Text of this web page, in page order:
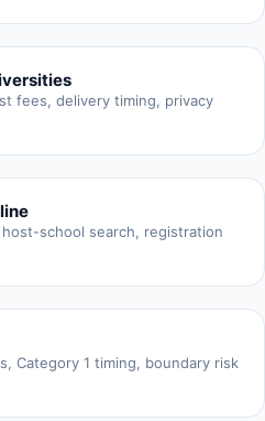
fees, delivery timing, privacy
school search, registration
Category 1 timing, boundary risk